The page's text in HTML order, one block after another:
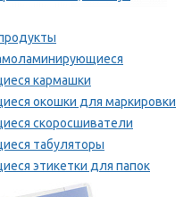
кармашки
окошки для маркировки
скоросшиватели
табуляторы
этикетки для папок
маркировки